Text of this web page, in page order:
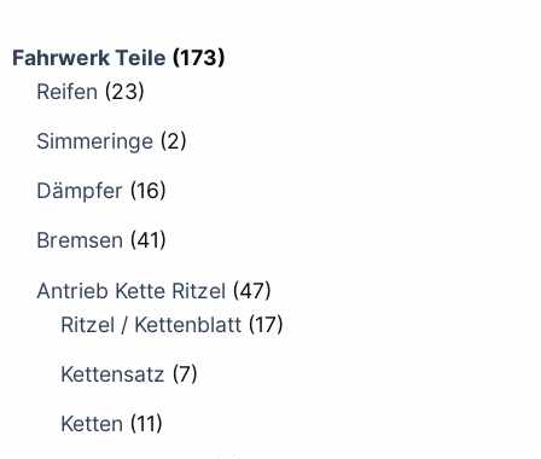
Fahrwerk Teile (173)
Reifen (23)
Simmeringe (2)
Dämpfer (16)
Bremsen (41)
Antrieb Kette Ritzel (47)
Ritzel / Kettenblatt (17)
Kettensatz (7)
Ketten (11)